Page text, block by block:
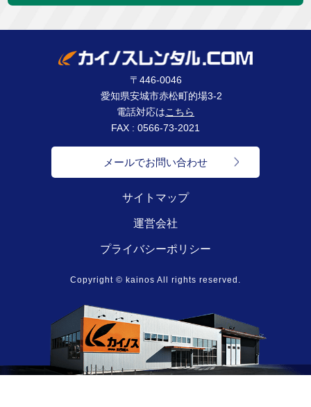
〒446-0046
愛知県安城市赤松町的場3-2
電話対応はこちら
FAX : 0566-73-2021
メールでお問い合わせ
サイトマップ
運営会社
プライバシーポリシー
Copyright © kainos All rights reserved.